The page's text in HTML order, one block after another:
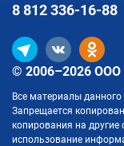
© 2006–2026 ООО
Все материалы
Запрещается
копирования на
использование
8 812336-16-88